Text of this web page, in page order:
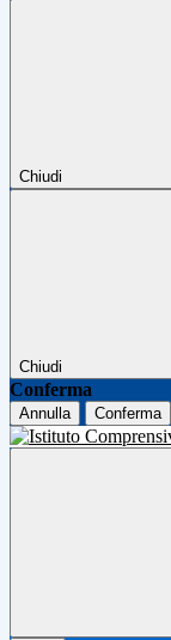
Chiudi
Chiudi
Conferma
Annulla Conferma